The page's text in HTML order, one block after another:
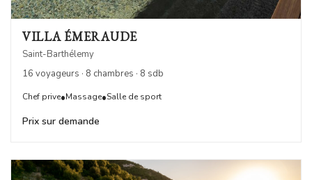
VILLA ÉMERAUDE
Saint-Barthélemy
16 voyageurs · 8 chambres · 8 sdb
Chef prive•Massage•Salle de sport
Prix sur demande